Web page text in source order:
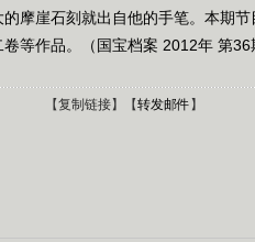
摩崖石刻就出自他的手笔。本期
等作品。（国宝档案 2012年 第36
【复制链接】【转发邮件】